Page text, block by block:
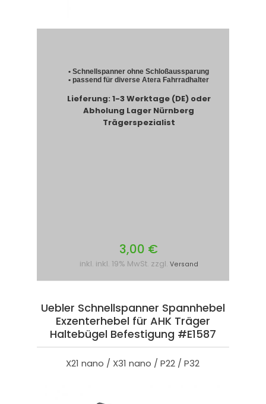
• Schnellspanner ohne Schloßaussparung
• passend für diverse Atera Fahrradhalter
Lieferung: 1-3 Werktage (DE) oder
Abholung Lager Nürnberg
Trägerspezialist
3,00 €
inkl. inkl. 19% MwSt. zzgl. Versand
Uebler Schnellspanner Spannhebel
Exzenterhebel für AHK Träger
Haltebügel Befestigung #E1587
X21 nano / X31 nano / P22 / P32